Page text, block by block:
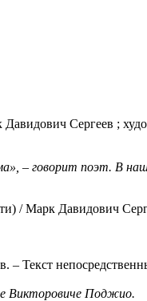
Давидович Сергеев ;
– говорит поэт. В
/ Марк Давидович
– Текст
Викторовиче Поджио.